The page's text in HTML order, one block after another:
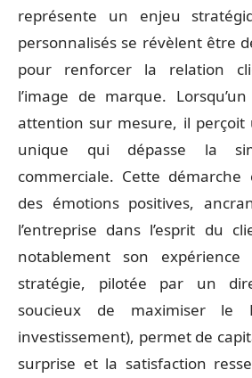
représente un enjeu
personnalisés se révèlent être
pour renforcer la relation
l’image de marque.
attention sur mesure, il perçoit
unique qui dépasse la
commerciale. Cette
des émotions positives,
l’entreprise dans l’esprit du
notablement son
stratégie, pilotée par un
soucieux de maximiser le
investissement), permet de
surprise et la satisfaction